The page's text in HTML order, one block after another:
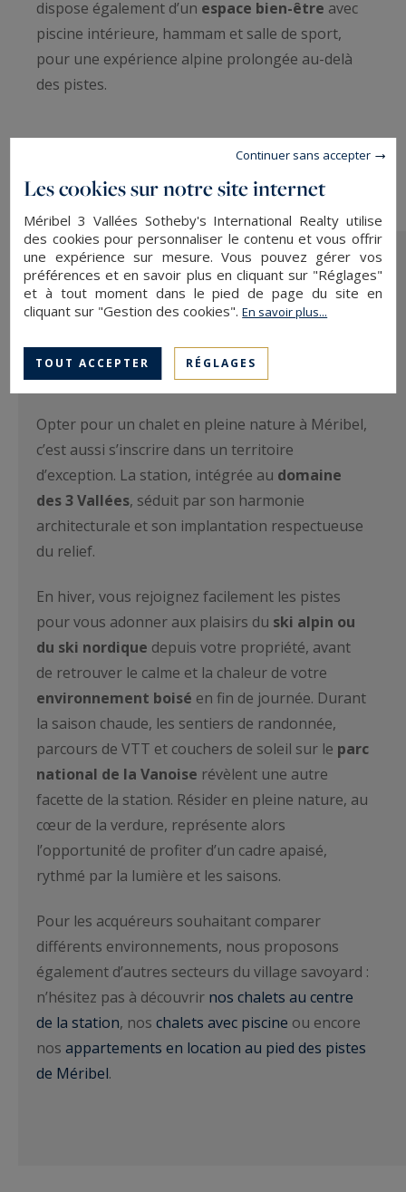
dispose également d’un espace bien-être avec
piscine intérieure, hammam et salle de sport,
pour une expérience alpine prolongée au-delà
des pistes.
Méribel et les 3 Vallées, un
environnement naturel d’exception
recherché toute l’année
Opter pour un chalet en pleine nature à Méribel,
c’est aussi s’inscrire dans un territoire
d’exception. La station, intégrée au domaine
des 3 Vallées, séduit par son harmonie
architecturale et son implantation respectueuse
du relief.
En hiver, vous rejoignez facilement les pistes
pour vous adonner aux plaisirs du ski alpin ou
du ski nordique depuis votre propriété, avant
de retrouver le calme et la chaleur de votre
environnement boisé en fin de journée. Durant
la saison chaude, les sentiers de randonnée,
parcours de VTT et couchers de soleil sur le parc
national de la Vanoise révèlent une autre
facette de la station. Résider en pleine nature, au
cœur de la verdure, représente alors
l’opportunité de profiter d’un cadre apaisé,
rythmé par la lumière et les saisons.
Pour les acquéreurs souhaitant comparer
différents environnements, nous proposons
également d’autres secteurs du village savoyard :
n’hésitez pas à découvrir nos chalets au centre
de la station, nos chalets avec piscine ou encore
nos appartements en location au pied des pistes
de Méribel.
Les cookies sur notre site internet
Méribel 3 Vallées Sotheby's International Realty utilise
des cookies pour personnaliser le contenu et vous offrir
une expérience sur mesure. Vous pouvez gérer vos
préférences et en savoir plus en cliquant sur "Réglages"
et à tout moment dans le pied de page du site en
cliquant sur "Gestion des cookies".En savoir plus...
TOUT ACCEPTER RÉGLAGES
Continuer sans accepter